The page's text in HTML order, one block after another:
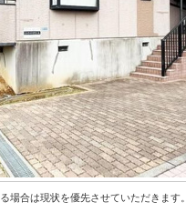
場合は現状を優先させていただきます。